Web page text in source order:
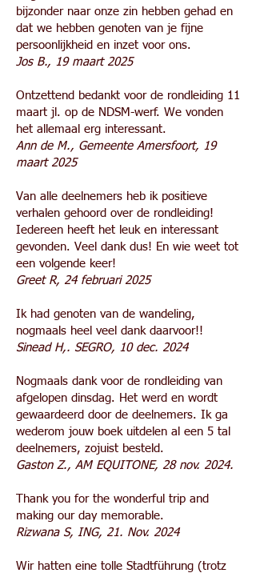
bijzonder naar onze zin hebben gehad en
dat we hebben genoten van je fijne
persoonlijkheid en inzet voor ons.
Jos B., 19 maart 2025
Ontzettend bedankt voor de rondleiding 11
maart jl. op de NDSM-werf. We vonden
het allemaal erg interessant.
Ann de M., Gemeente Amersfoort, 19
maart 2025
Van alle deelnemers heb ik positieve
verhalen gehoord over de rondleiding!
Iedereen heeft het leuk en interessant
gevonden. Veel dank dus! En wie weet tot
een volgende keer!
Greet R, 24 februari 2025
Ik had genoten van de wandeling,
nogmaals heel veel dank daarvoor!!
Sinead H,. SEGRO, 10 dec. 2024
Nogmaals dank voor de rondleiding van
afgelopen dinsdag. Het werd en wordt
gewaardeerd door de deelnemers. Ik ga
wederom jouw boek uitdelen al een 5 tal
deelnemers, zojuist besteld.
Gaston Z., AM EQUITONE, 28 nov. 2024.
Thank you for the wonderful trip and
making our day memorable.
Rizwana S, ING, 21. Nov. 2024
Wir hatten eine tolle Stadtführung (trotz